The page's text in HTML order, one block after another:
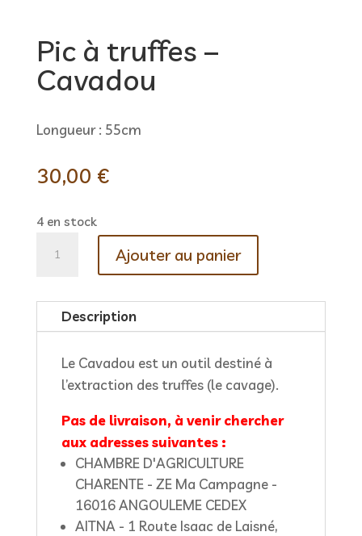
Pic à truffes –
Cavadou
Longueur : 55cm
30,00 €
4 en stock
truffes
Cavadou
Ajouter au panier
Description
Le Cavadou est un outil destiné à
l’extraction des truffes (le cavage).
Pas de livraison, à venir chercher
aux adresses suivantes :
CHAMBRE D'AGRICULTURE
CHARENTE - ZE Ma Campagne -
16016 ANGOULEME CEDEX
AITNA - 1 Route Isaac de Laisné,